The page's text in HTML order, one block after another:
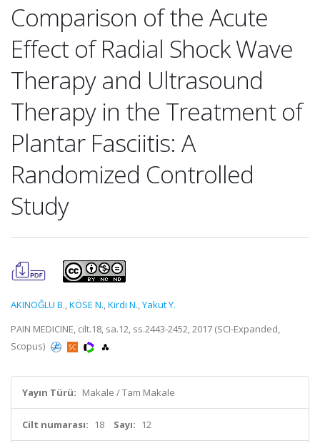
Comparison of the Acute
Effect of Radial Shock Wave
Therapy and Ultrasound
Therapy in the Treatment of
Plantar Fasciitis: A
Randomized Controlled
Study
AKINOĞLU B.,KÖSE N.,Kirdi N.,Yakut Y.
PAIN MEDICINE, cilt.18, sa.12, ss.2443-2452, 2017 (SCI-Expanded,
Scopus)
Yayın Türü: Makale / Tam Makale
Cilt numarası: 18 Sayı: 12